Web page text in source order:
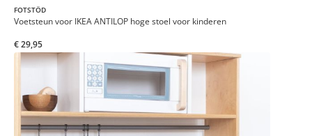
FOTSTÖD
Voetsteun voor IKEA ANTILOP hoge stoel voor kinderen
€ 29,95